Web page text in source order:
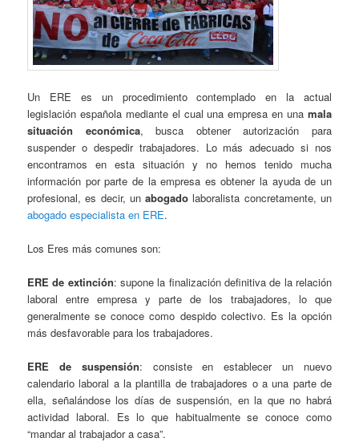
Un ERE es un procedimiento contemplado en la actual
legislación española mediante el cual una empresa en una mala
situación económica, busca obtener autorización para
suspender o despedir trabajadores. Lo más adecuado si nos
encontramos en esta situación y no hemos tenido mucha
información por parte de la empresa es obtener la ayuda de un
profesional, es decir, unabogado laboralista concretamente, un
abogado especialista en ERE.
Los Eres más comunes son:
ERE de extinción: supone la finalización definitiva de la relación
laboral entre empresa y parte de los trabajadores, lo que
generalmente se conoce como despido colectivo. Es la opción
más desfavorable para los trabajadores.
ERE de suspensión: consiste en establecer un nuevo
calendario laboral a la plantilla de trabajadores o a una parte de
ella, señalándose los días de suspensión, en la que no habrá
actividad laboral. Es lo que habitualmente se conoce como
“mandar al trabajador a casa”.